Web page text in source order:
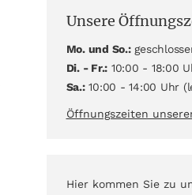
Unsere
Mo. und So.:
Di. - Fr.: 10:00 - 18:00
Sa.:10:00 - 14:00 Uhr
Öffnungszeiten
Hier kommen Sie zu